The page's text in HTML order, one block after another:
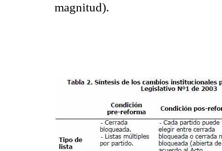
magnitud).